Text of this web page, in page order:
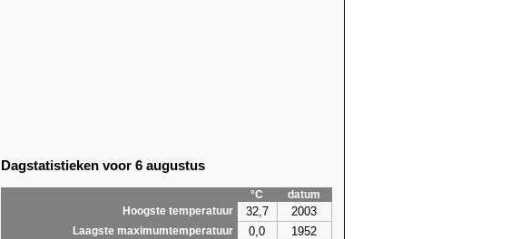
Dagstatistieken voor 6 augustus
°C
datum
Hoogste temperatuur
32,7 2003
Laagste maximumtemperatuur 0,0 1952